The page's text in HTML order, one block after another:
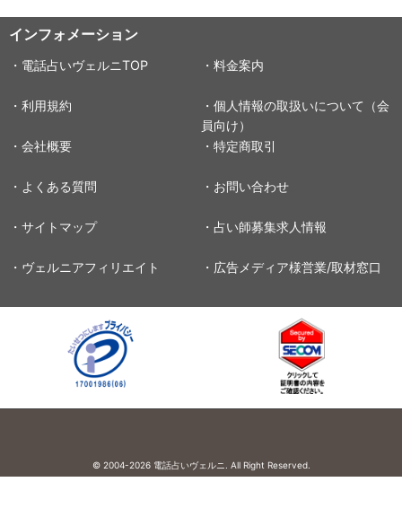
インフォメーション
・電話占いヴェルニTOP ・料金案内
・利用規約
・個人情報の取扱いについて（会
員向け）
・会社概要
・特定商取引
・よくある質問 ・お問い合わせ
・サイトマップ ・占い師募集求人情報
・ヴェルニアフィリエイト ・広告メディア様営業/取材窓口
© 2004-2026 電話占いヴェルニ. All Right Reserved.